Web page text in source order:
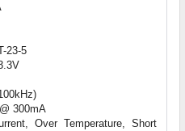
23-5
300mA
Over Temperature, Short